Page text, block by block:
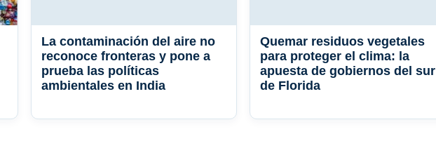
La contaminación del aire no
reconoce fronteras y pone a
prueba las políticas
ambientales en India
Quemar residuos vegetales
para proteger el clima: la
apuesta de gobiernos del sur
de Florida